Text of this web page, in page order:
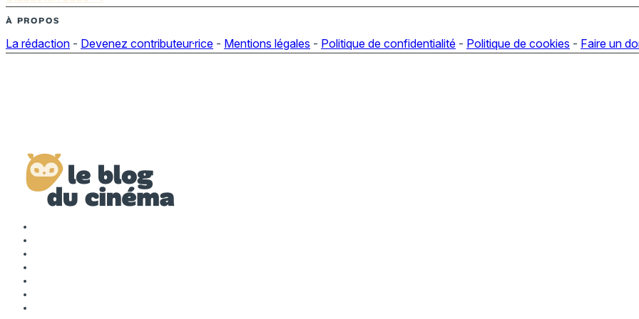
À PROPOS
La rédaction - Devenez contributeur·rice - Mentions légales - Politique de confidentialité - Politique de cookies - Faire un